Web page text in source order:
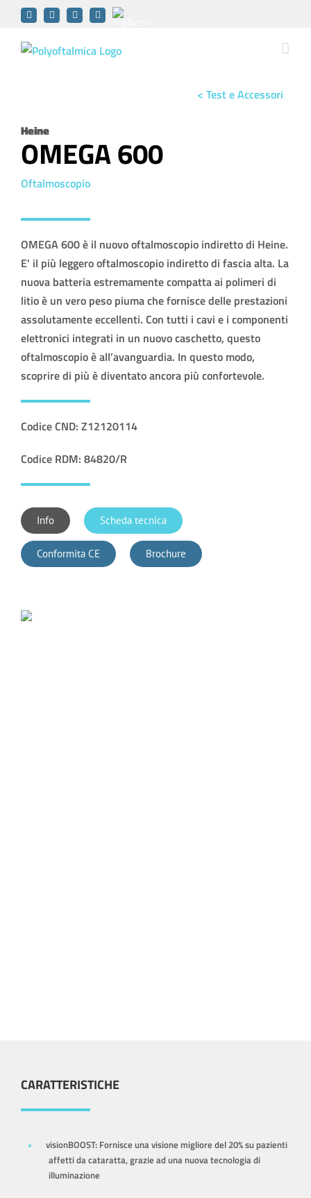
content
YouTubeFacebookLinkedInInstagramSupRemo
< Test e Accessori
Heine
OMEGA 600
Oftalmoscopio
OMEGA 600 è il nuovo oftalmoscopio indiretto di Heine.
E' il più leggero oftalmoscopio indiretto di fascia alta. La
nuova batteria estremamente compatta ai polimeri di
litio è un vero peso piuma che fornisce delle prestazioni
assolutamente eccellenti. Con tutti i cavi e i componenti
elettronici integrati in un nuovo caschetto, questo
oftalmoscopio è all’avanguardia. In questo modo,
scoprire di più è diventato ancora più confortevole.
Codice CND: Z12120114
Codice RDM: 84820/R
Info Scheda tecnica
Conformita CE Brochure
CARATTERISTICHE
visionBOOST: Fornisce una visione migliore del 20% su pazienti
affetti da cataratta, grazie ad una nuova tecnologia di
illuminazione